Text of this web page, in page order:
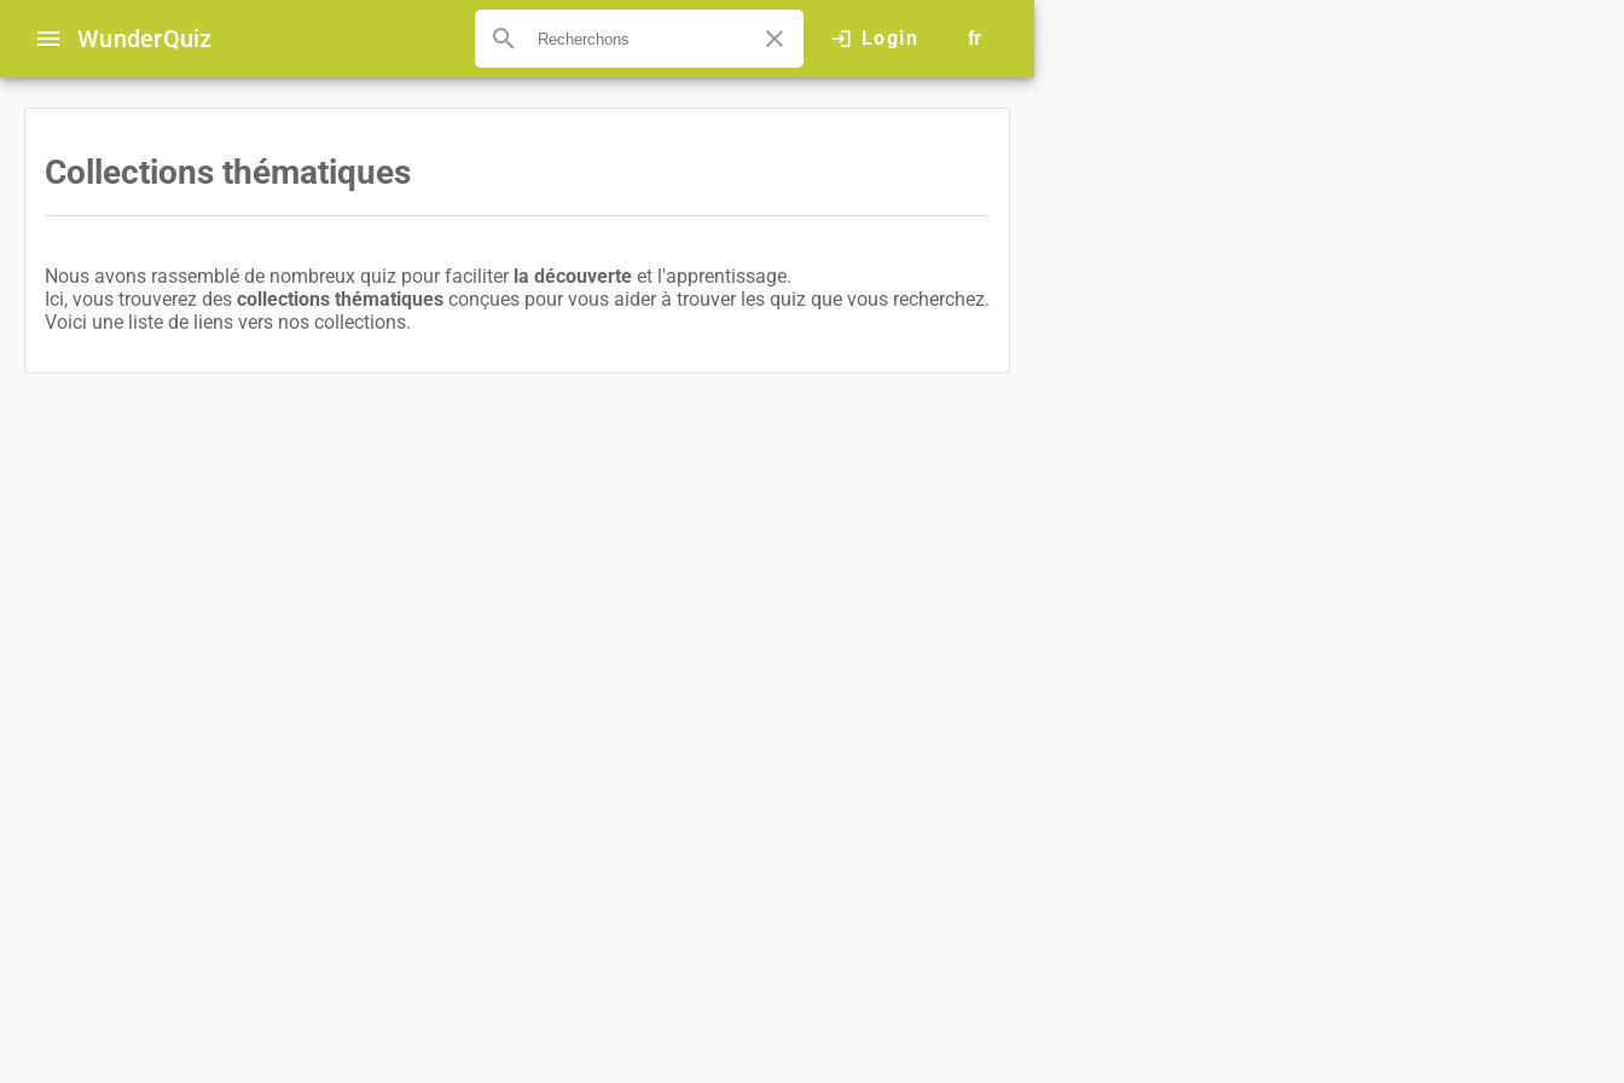
menu WunderQuiz search close login Login fr
Collections thématiques
Nous avons rassemblé de nombreux quiz pour faciliter la découverte et l'apprentissage.
Ici, vous trouverez des collections thématiques conçues pour vous aider à trouver les quiz que vous recherchez.
Voici une liste de liens vers nos collections.